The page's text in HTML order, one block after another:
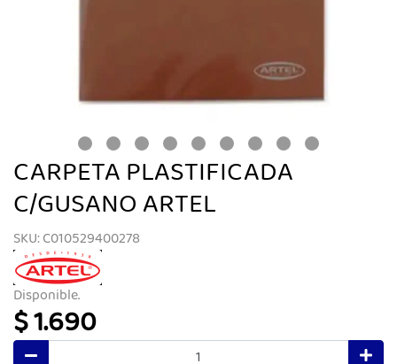
CARPETA PLASTIFICADA
C/GUSANO ARTEL
SKU: C010529400278
Disponible.
$ 1.690